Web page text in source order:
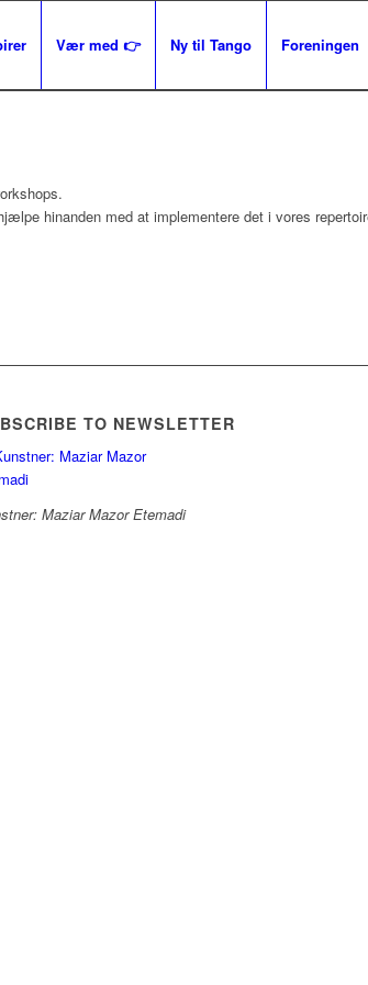
Vær med 👉 Ny til Tango Foreningen
hinanden med at implementere det i vores
TO NEWSLETTER
Maziar Mazor Etemadi